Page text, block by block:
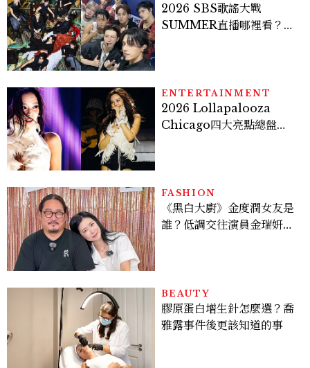
2026 SBS歌謠大戰
SUMMER直播哪裡看？
ENTERTAINMENT
2026 Lollapalooza
Chicago四大亮點總盤
FASHION
《黑白大廚》金度潤女友是
誰？低調交往演員金瑞妍、
BEAUTY
膠原蛋白增生針怎麼選？喬
雅露事件後更該知道的事